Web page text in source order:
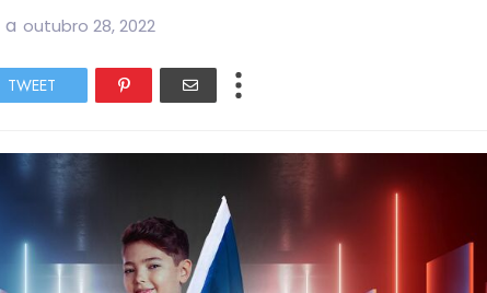
a outubro 28, 2022
TWEET